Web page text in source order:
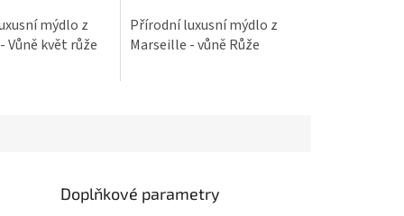
mýdlo z
Vůně květ růže
Přírodní luxusní mýdlo z
Marseille - vůně Růže
Doplňkové parametry